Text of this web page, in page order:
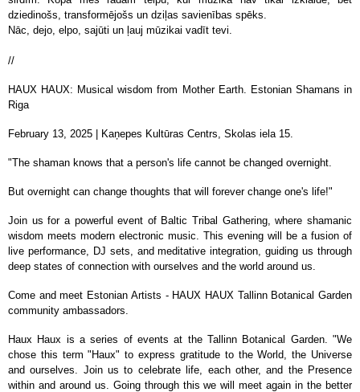
dziedinošs, transformējošs un dziļas savienības spēks.
Nāc, dejo, elpo, sajūti un ļauj mūzikai vadīt tevi.
//
HAUX HAUX: Musical wisdom from Mother Earth. Estonian Shamans in
Riga
February 13, 2025 | Kaņepes Kultūras Centrs, Skolas iela 15.
"The shaman knows that a person's life cannot be changed overnight.
But overnight can change thoughts that will forever change one's life!"
Join us for a powerful event of Baltic Tribal Gathering, where shamanic
wisdom meets modern electronic music. This evening will be a fusion of
live performance, DJ sets, and meditative integration, guiding us through
deep states of connection with ourselves and the world around us.
Come and meet Estonian Artists - HAUX HAUX Tallinn Botanical Garden
community ambassadors.
Haux Haux is a series of events at the Tallinn Botanical Garden. "We
chose this term "Haux" to express gratitude to the World, the Universe
and ourselves. Join us to celebrate life, each other, and the Presence
within and around us. Going through this we will meet again in the better